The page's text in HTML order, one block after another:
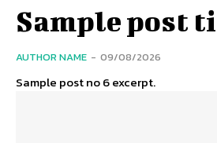
Sample post
AUTHOR NAME - 09/08/2026
Sample post no 6 excerpt.